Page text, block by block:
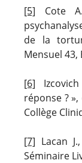
[5] Cote
de la
Mensuel 43,
[6]
réponse ? »,
Collège
[7] Lacan
Séminaire